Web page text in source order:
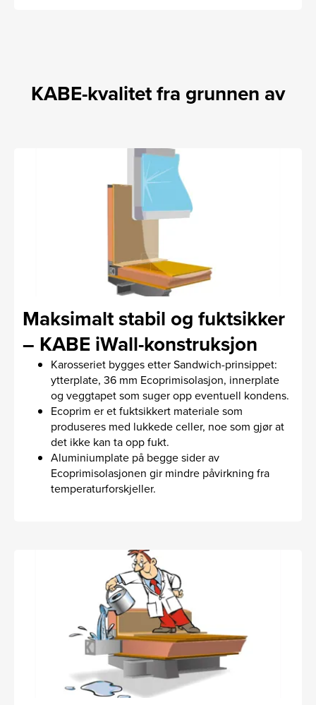
KABE-kvalitet fra grunnen av
Maksimalt stabil og fuktsikker
– KABE iWall-konstruksjon
Karosseriet bygges etter Sandwich-prinsippet:
ytterplate, 36 mm Ecoprimisolasjon, innerplate
og veggtapet som suger opp eventuell kondens.
Ecoprim er et fuktsikkert materiale som
produseres med lukkede celler, noe som gjør at
det ikke kan ta opp fukt.
Aluminiumplate på begge sider av
Ecoprimisolasjonen gir mindre påvirkning fra
temperaturforskjeller.